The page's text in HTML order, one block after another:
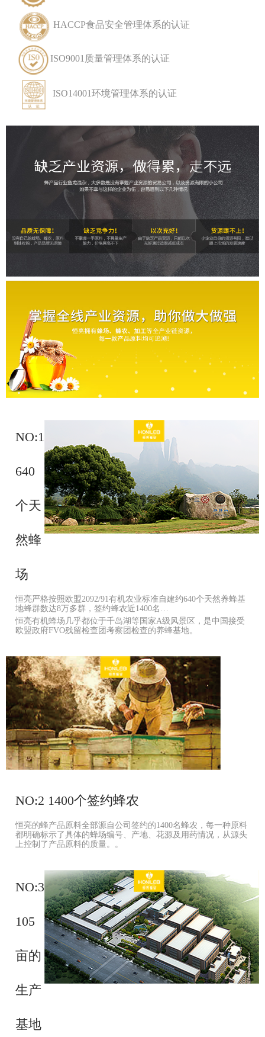
HACCP食品安全管理体系的认证
ISO9001质量管理体系的认证
ISO14001环境管理体系的认证
NO:1
640
个天
然蜂
场
恒亮严格按照欧盟2092/91有机农业标准自建约640个天然养蜂基
地蜂群数达8万多群，签约蜂农近1400名…
恒亮有机蜂场几乎都位于千岛湖等国家A级风景区，是中国接受
欧盟政府FVO残留检查团考察团检查的养蜂基地。
NO:2 1400个签约蜂农
恒亮的蜂产品原料全部源自公司签约的1400名蜂农，每一种原料
都明确标示了具体的蜂场编号、产地、花源及用药情况，从源头
上控制了产品原料的质量。。
NO:3
105
亩的
生产
基地